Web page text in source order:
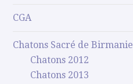
CGA
Chatons Sacré de Birmanie
Chatons 2012
Chatons 2013